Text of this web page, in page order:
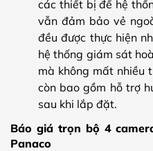
các thiết bị để hệ
vẫn đảm bảo vẻ
đều được thực hiện
hệ thống giám sát
mà không mất nhiều
còn bao gồm hỗ trợ
sau khi lắp đặt.
Báo giá trọn bộ 4
Panaco